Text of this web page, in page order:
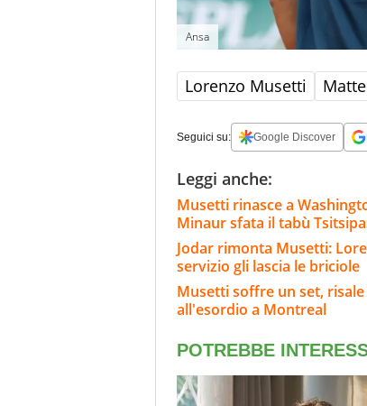
Ansa
Lorenzo Musetti
Seguici su: Google Discover
Leggi anche:
Musetti rinasce a
Minaur sfata il tabù
Jodar rimonta Musetti:
servizio gli lascia le briciole
Musetti soffre un set,
all'esordio a Montreal